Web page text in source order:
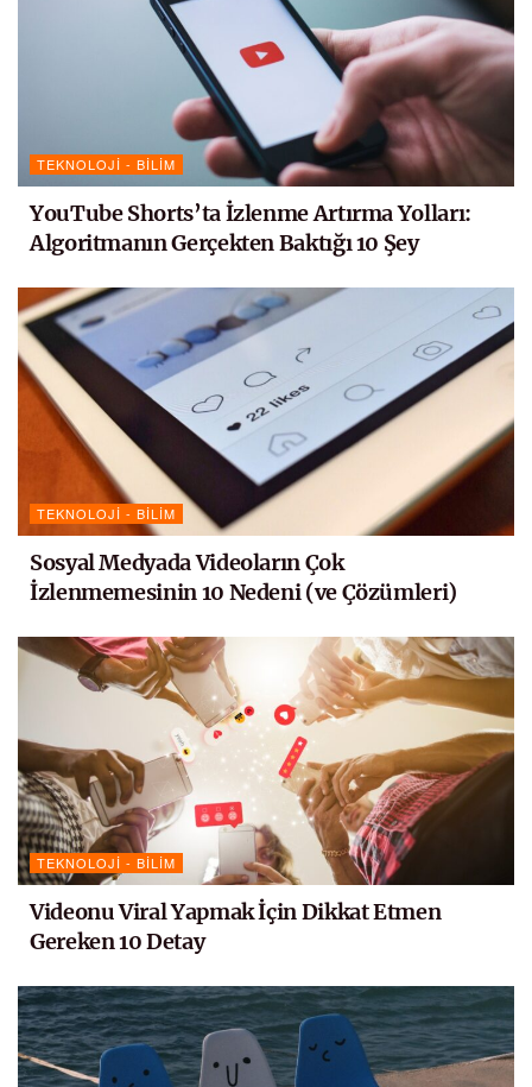
TEKNOLOJI - BILIM
YouTube Shorts’ta İzlenme Artırma Yolları:
Algoritmanın Gerçekten Baktığı 10 Şey
TEKNOLOJI - BILIM
Sosyal Medyada Videoların Çok
İzlenmemesinin 10 Nedeni (ve Çözümleri)
TEKNOLOJI - BILIM
Videonu Viral Yapmak İçin Dikkat Etmen
Gereken 10 Detay